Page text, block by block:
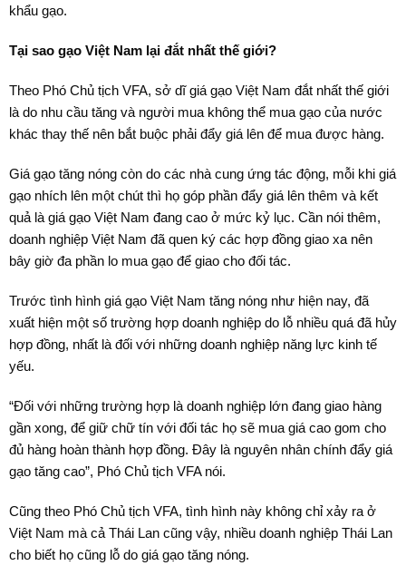
khẩu gạo.
Tại sao gạo Việt Nam lại đắt nhất thế giới?
Theo Phó Chủ tịch VFA, sở dĩ giá gạo Việt Nam đắt nhất thế giới
là do nhu cầu tăng và người mua không thể mua gạo của nước
khác thay thế nên bắt buộc phải đẩy giá lên để mua được hàng.
Giá gạo tăng nóng còn do các nhà cung ứng tác động, mỗi khi giá
gạo nhích lên một chút thì họ góp phần đẩy giá lên thêm và kết
quả là giá gạo Việt Nam đang cao ở mức kỷ lục. Cần nói thêm,
doanh nghiệp Việt Nam đã quen ký các hợp đồng giao xa nên
bây giờ đa phần lo mua gạo để giao cho đối tác.
Trước tình hình giá gạo Việt Nam tăng nóng như hiện nay, đã
xuất hiện một số trường hợp doanh nghiệp do lỗ nhiều quá đã hủy
hợp đồng, nhất là đối với những doanh nghiệp năng lực kinh tế
yếu.
“Đối với những trường hợp là doanh nghiệp lớn đang giao hàng
gần xong, để giữ chữ tín với đối tác họ sẽ mua giá cao gom cho
đủ hàng hoàn thành hợp đồng. Đây là nguyên nhân chính đẩy giá
gạo tăng cao”, Phó Chủ tịch VFA nói.
Cũng theo Phó Chủ tịch VFA, tình hình này không chỉ xảy ra ở
Việt Nam mà cả Thái Lan cũng vậy, nhiều doanh nghiệp Thái Lan
cho biết họ cũng lỗ do giá gạo tăng nóng.